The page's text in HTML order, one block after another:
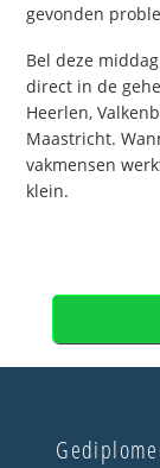
gevonden
Bel deze
direct in de
Heerlen,
Maastricht.
vakmensen
klein.